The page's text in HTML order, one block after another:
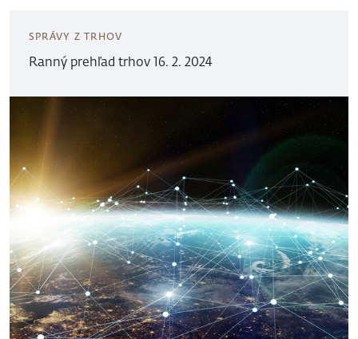
SPRÁVY Z TRHOV
Ranný prehľad trhov 16. 2. 2024